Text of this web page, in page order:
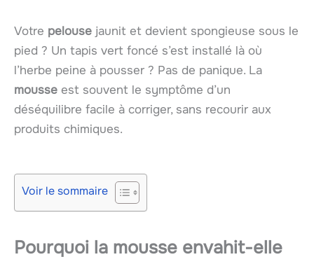
Votre pelouse jaunit et devient spongieuse sous le
pied ? Un tapis vert foncé s’est installé là où
l’herbe peine à pousser ? Pas de panique. La
mousse est souvent le symptôme d’un
déséquilibre facile à corriger, sans recourir aux
produits chimiques.
Voir le sommaire
Pourquoi la mousse envahit-elle